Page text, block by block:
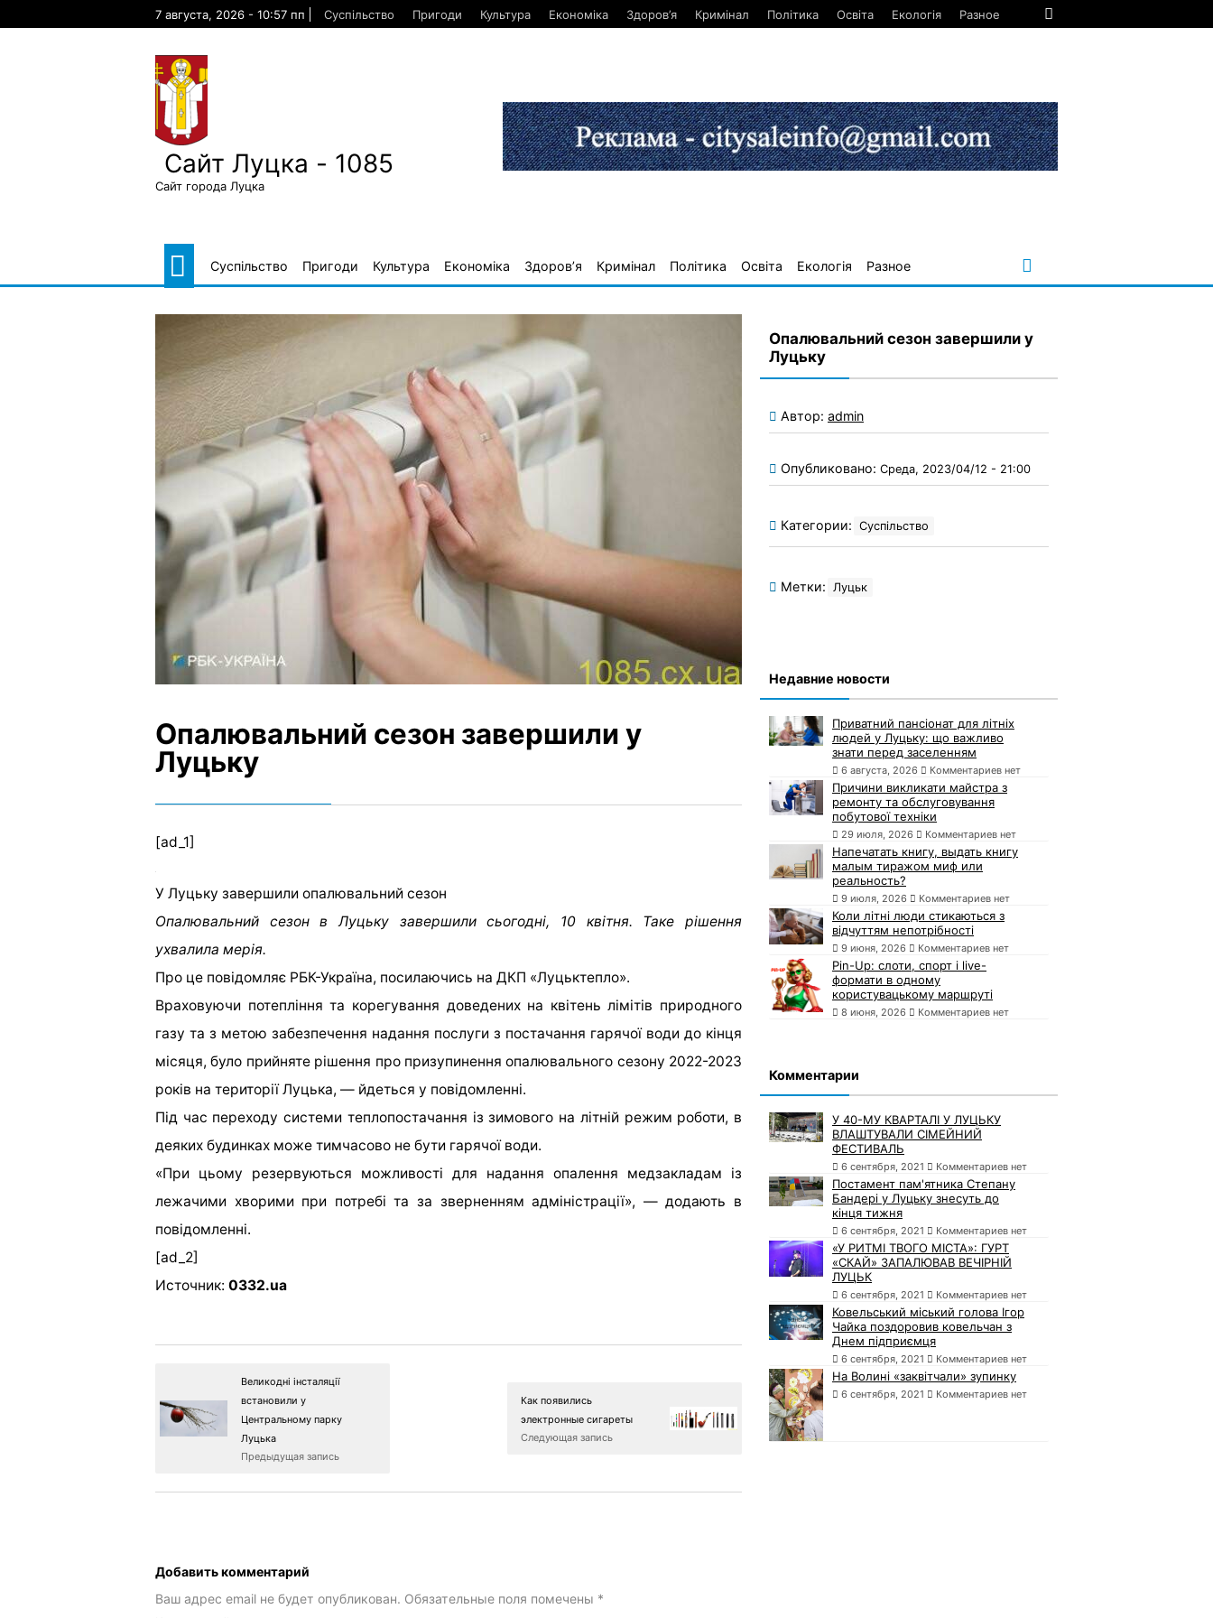
7 августа, 2026 - 10:57 пп Суспільство Пригоди Культура Економіка Здоров’я Кримінал Політика Освіта Екологія Разное
Сайт Луцка - 1085
Сайт города Луцка
Суспільство Пригоди Культура Економіка Здоров’я Кримінал Політика Освіта Екологія Разное
Опалювальний сезон завершили у
Луцьку
[ad_1]
У Луцьку завершили опалювальний сезон
Опалювальний сезон в Луцьку завершили сьогодні, 10 квітня. Таке рішення
ухвалила мерія.
Про це повідомляє РБК-Україна, посилаючись на ДКП «Луцьктепло».
Враховуючи потепління та корегування доведених на квітень лімітів природного
газу та з метою забезпечення надання послуги з постачання гарячої води до кінця
місяця, було прийняте рішення про призупинення опалювального сезону 2022-2023
років на території Луцька, — йдеться у повідомленні.
Під час переходу системи теплопостачання із зимового на літній режим роботи, в
деяких будинках може тимчасово не бути гарячої води.
«При цьому резервуються можливості для надання опалення медзакладам із
лежачими хворими при потребі та за зверненням адміністрації», — додають в
повідомленні.
[ad_2]
Источник: 0332.ua
Великодні інсталяції
встановили у
Центральному парку
Луцька
Предыдущая запись
Как появились
электронные сигареты
Следующая запись
Добавить комментарий
Ваш адрес email не будет опубликован. Обязательные поля помечены *
Опалювальний сезон завершили у
Луцьку
Автор: admin
Опубликовано: Среда, 2023/04/12 - 21:00
Категории: Суспільство
Метки: Луцьк
Недавние новости
Приватний пансіонат для літніх
людей у Луцьку: що важливо
знати перед заселенням
6 августа, 2026 Комментариев нет
Причини викликати майстра з
ремонту та обслуговування
побутової техніки
29 июля, 2026 Комментариев нет
Напечатать книгу, выдать книгу
малым тиражом миф или
реальность?
9 июля, 2026 Комментариев нет
Коли літні люди стикаються з
відчуттям непотрібності
9 июня, 2026 Комментариев нет
Pin-Up: слоти, спорт і live-
формати в одному
користувацькому маршруті
8 июня, 2026 Комментариев нет
Комментарии
У 40-МУ КВАРТАЛІ У ЛУЦЬКУ
ВЛАШТУВАЛИ СІМЕЙНИЙ
ФЕСТИВАЛЬ
6 сентября, 2021 Комментариев нет
Постамент пам'ятника Степану
Бандері у Луцьку знесуть до
кінця тижня
6 сентября, 2021 Комментариев нет
«У РИТМІ ТВОГО МІСТА»: ГУРТ
«СКАЙ» ЗАПАЛЮВАВ ВЕЧІРНІЙ
ЛУЦЬК
6 сентября, 2021 Комментариев нет
Ковельський міський голова Ігор
Чайка поздоровив ковельчан з
Днем підприємця
6 сентября, 2021 Комментариев нет
На Волині «заквітчали» зупинку
6 сентября, 2021 Комментариев нет